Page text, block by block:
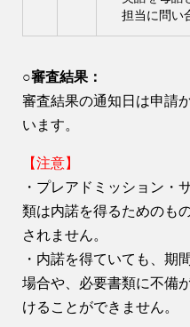
担当に問い
○審査結果：
審査結果の通知日は申請
います。
【注意】
・プレアドミッション・
類は内諾を得るためのも
されません。
・内諾を得ていても、期
場合や、必要書類に不備
けることができません。